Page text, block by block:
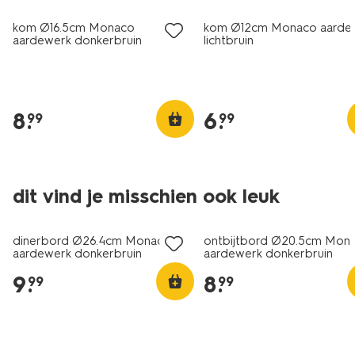
kom Ø16.5cm Monaco
aardewerk donkerbruin
8.
99
kom Ø12cm Monaco
lichtbruin
6.
99
dit vind je misschien ook leuk
2+1 gratis
dinerbord Ø26.4cm Monaco
aardewerk donkerbruin
9.
99
2+1 gratis
ontbijtbord Ø20.5cm
aardewerk donkerbruin
8.
99